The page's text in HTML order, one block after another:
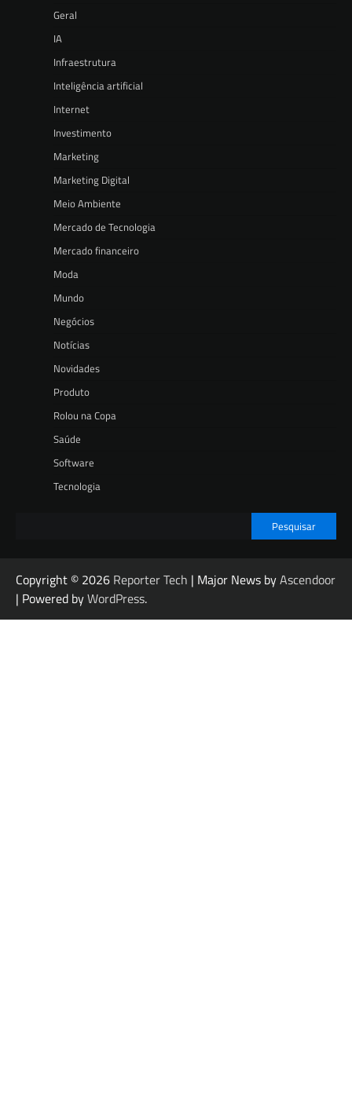
Geral
IA
Infraestrutura
Inteligência artificial
Internet
Investimento
Marketing
Marketing Digital
Meio Ambiente
Mercado de Tecnologia
Mercado financeiro
Moda
Mundo
Negócios
Notícias
Novidades
Produto
Rolou na Copa
Saúde
Software
Tecnologia
Pesquisar
Copyright © 2026 Reporter Tech | Major News byAscendoor
| Powered byWordPress.